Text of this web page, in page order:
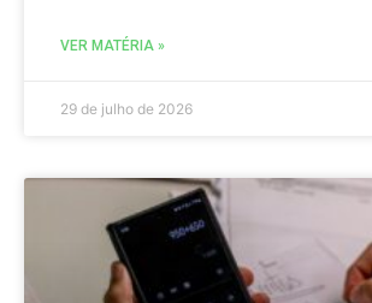
VER MATÉRIA »
29 de julho de 2026